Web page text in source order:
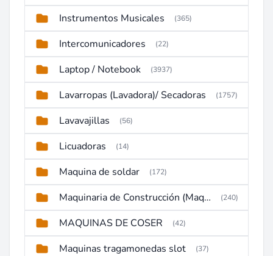
Instrumentos Musicales (365)
Intercomunicadores (22)
Laptop / Notebook (3937)
Lavarropas (Lavadora)/ Secadoras (1757)
Lavavajillas (56)
Licuadoras (14)
Maquina de soldar (172)
Maquinaria de Construcción (Maquinaria Pesada) (240)
MAQUINAS DE COSER (42)
Maquinas tragamonedas slot (37)